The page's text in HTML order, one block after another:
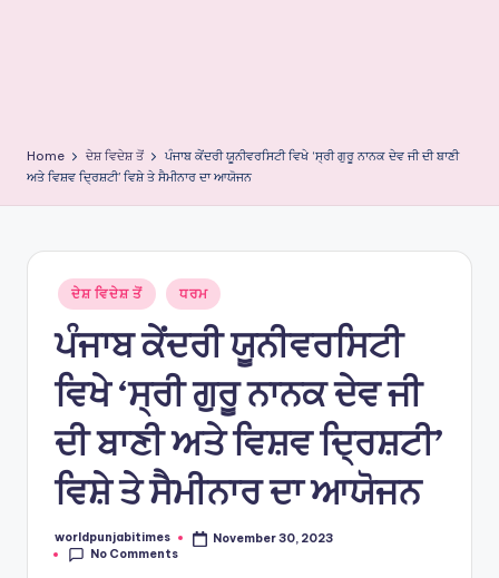
Home ਦੇਸ਼ ਵਿਦੇਸ਼ ਤੋਂ
ਪੰਜਾਬ ਕੇਂਦਰੀ ਯੂਨੀਵਰਸਿਟੀ ਵਿਖੇ ‘ਸ੍ਰੀ ਗੁਰੂ ਨਾਨਕ ਦੇਵ ਜੀ ਦੀ ਬਾਣੀ
ਅਤੇ ਵਿਸ਼ਵ ਦ੍ਰਿਸ਼ਟੀ’ ਵਿਸ਼ੇ ਤੇ ਸੈਮੀਨਾਰ ਦਾ ਆਯੋਜਨ
Posted
in
ਦੇਸ਼ ਵਿਦੇਸ਼ ਤੋਂ ਧਰਮ
ਪੰਜਾਬ ਕੇਂਦਰੀ ਯੂਨੀਵਰਸਿਟੀ
ਵਿਖੇ ‘ਸ੍ਰੀ ਗੁਰੂ ਨਾਨਕ ਦੇਵ ਜੀ
ਦੀ ਬਾਣੀ ਅਤੇ ਵਿਸ਼ਵ ਦ੍ਰਿਸ਼ਟੀ’
ਵਿਸ਼ੇ ਤੇ ਸੈਮੀਨਾਰ ਦਾ ਆਯੋਜਨ
Posted
by
worldpunjabitimes
November 30, 2023
No Comments